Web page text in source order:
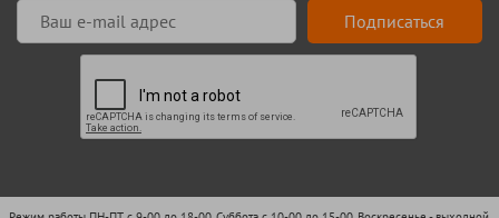
Подписаться